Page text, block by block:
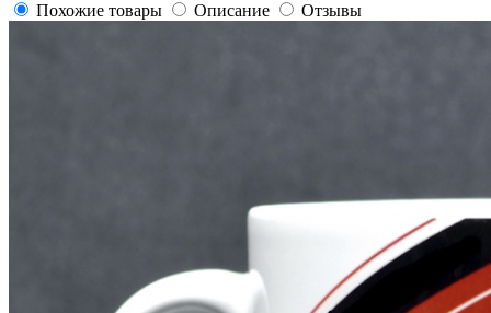
Похожие товары
Описание Отзывы